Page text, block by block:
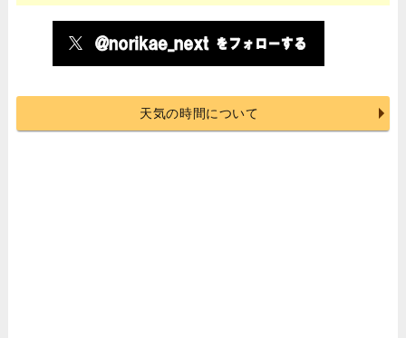
天気の時間について